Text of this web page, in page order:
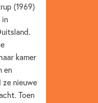
(1969)
in
kamer
en
nieuwe
Toen